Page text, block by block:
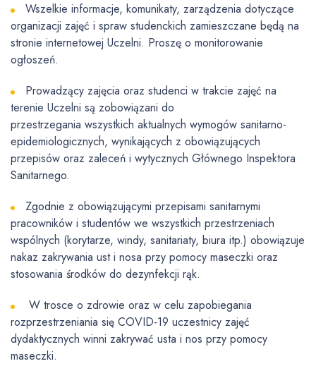
Wszelkie informacje, komunikaty, zarządzenia dotyczące
organizacji zajęć i spraw studenckich zamieszczane będą na
stronie internetowej Uczelni. Proszę o monitorowanie
ogłoszeń.
Prowadzący zajęcia oraz studenci w trakcie zajęć na
terenie Uczelni są zobowiązani do
przestrzegania wszystkich aktualnych wymogów sanitarno-
epidemiologicznych, wynikających z obowiązujących
przepisów oraz zaleceń i wytycznych Głównego Inspektora
Sanitarnego.
Zgodnie z obowiązującymi przepisami sanitarnymi
pracowników i studentów we wszystkich przestrzeniach
wspólnych (korytarze, windy, sanitariaty, biura itp.) obowiązuje
nakaz zakrywania ust i nosa przy pomocy maseczki oraz
stosowania środków do dezynfekcji rąk.
W trosce o zdrowie oraz w celu zapobiegania
rozprzestrzeniania się COVID-19 uczestnicy zajęć
dydaktycznych winni zakrywać usta i nos przy pomocy
maseczki.